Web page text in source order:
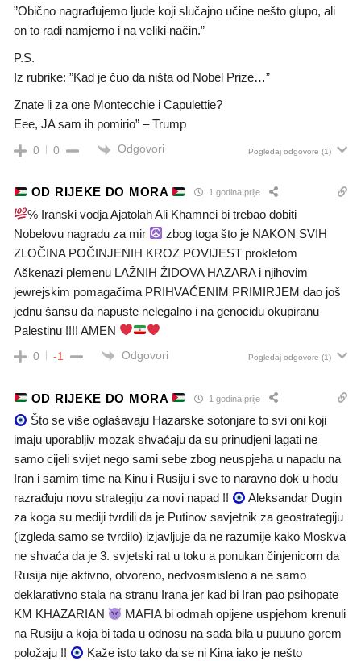
”Obično nagrađujemo ljude koji slučajno učine nešto glupo, ali
on to radi namjerno i na veliki način.”
P.S.
Iz rubrike: ”Kad je čuo da ništa od Nobel Prize…”
Znate li za one Montecchie i Capulettie?
Eee, JA sam ih pomirio” – Trump
0 0 Odgovori Pogledaj odgovore (1)
OD RIJEKE DO MORA 1 godina prije
% Iranski vodja Ajatolah Ali Khamnei bi trebao dobiti
Nobelovu nagradu za mir
zbog toga što je NAKON SVIH
ZLOČINA POČINJENIH KROZ POVIJEST prokletom
Aškenazi plemenu LAŽNIH ŽIDOVA HAZARA i njihovim
jewrejskim pomagačima PRIHVAĆENIM PRIMIRJEM dao još
jednu šansu da napuste nelegalno i na genocidu okupiranu
Palestinu !!!! AMEN
0 -1 Odgovori Pogledaj odgovore (1)
OD RIJEKE DO MORA 1 godina prije
Što se više oglašavaju Hazarske sotonjare to svi oni koji
imaju uporabljiv mozak shvaćaju da su prinudjeni lagati ne
samo cijeli svijet nego sami sebe zbog neuspjeha u napadu na
Iran i samim time na Kinu i Rusiju i sve to naravno dok u hodu
razrađuju novu strategiju za novi napad !!
Aleksandar Dugin
za koga su mediji tvrdili da je Putinov savjetnik za geostrategiju
(izgleda samo se tvrdilo) izjavljuje da ne razumije kako Moskva
ne shvaća da je 3. svjetski rat u toku a ponukan činjenicom da
Rusija nije aktivno, otvoreno, nedvosmisleno a ne samo
deklarativno stala na stranu Irana jer kad bi Iran pao psihopate
KM KHAZARIAN
MAFIA bi odmah opijene uspjehom krenuli
na Rusiju a koja bi tada u odnosu na sada bila u puuuno gorem
položaju !!
Kaže isto tako da se ni Kina iako je nešto